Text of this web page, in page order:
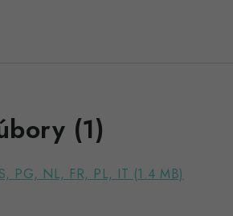
(1)
PG, NL, FR, PL, IT (1.4 MB)